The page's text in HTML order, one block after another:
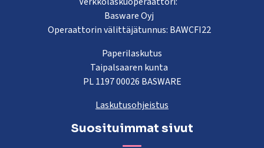
Basware Oyj
Operaattorin välittäjätunnus: BAWCFI22
Paperilaskutus
Taipalsaaren kunta
PL 1197 00026 BASWARE
Laskutusohjeistus
Suosituimmat sivut